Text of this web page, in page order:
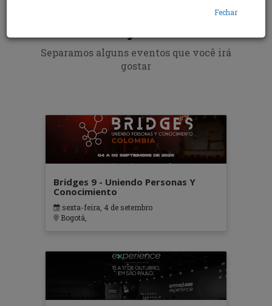
Fechar
Separamos alguns eventos que você irá
gostar
Bridges 9 - Uniendo Personas Y
Conocimiento
sexta-feira, 4 de setembro
Bogotá,